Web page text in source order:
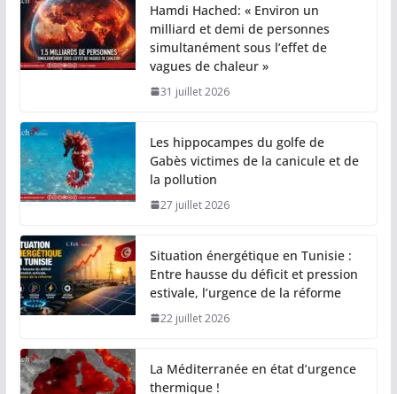
Hamdi Hached: « Environ un
milliard et demi de personnes
simultanément sous l’effet de
vagues de chaleur »
31 juillet 2026
Les hippocampes du golfe de
Gabès victimes de la canicule et de
la pollution
27 juillet 2026
Situation énergétique en Tunisie :
Entre hausse du déficit et pression
estivale, l’urgence de la réforme
22 juillet 2026
La Méditerranée en état d’urgence
thermique !